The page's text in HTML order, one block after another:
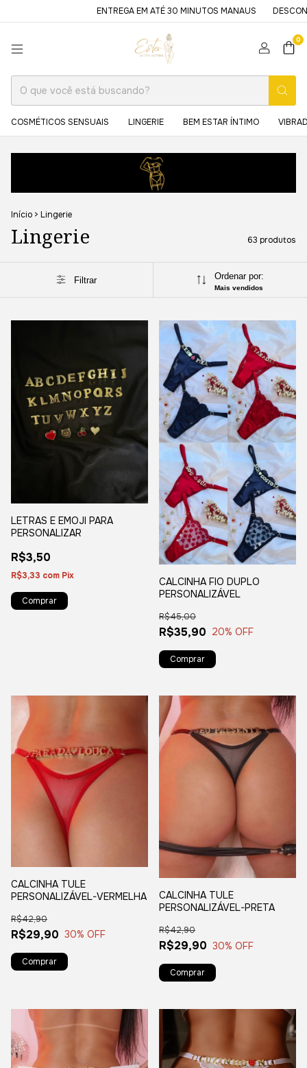
ENTREGA EM ATÉ 30 MINUTOS MANAUS DESCONTO DE 5% USANDO O
0
COSMÉTICOS SENSUAIS LINGERIE BEM ESTAR ÍNTIMO
Início > Lingerie
Lingerie 63 produtos
Filtrar Ordenar por:
Mais vendidos
LETRAS E EMOJI PARA
PERSONALIZAR
R$3,50
R$3,33 com Pix
Comprar
CALCINHA FIO DUPLO
PERSONALIZÁVEL
R$35,90
R$45,00
20% OFF
CALCINHA TULE
PERSONALIZÁVEL-VERMELHA
R$29,90
R$42,90
30% OFF
CALCINHA TULE
PERSONALIZÁVEL-PRETA
R$29,90
R$42,90
30% OFF